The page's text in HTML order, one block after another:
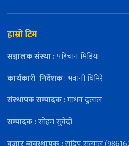
हाम्रो टिम
सञ्चालक संस्था :पहिचान मिडिया
कार्यकारी निर्देशक: भवानी घिमिरे
संस्थापक सम्पादक :माधव दुलाल
सम्पादक :सोहम सुवेदी